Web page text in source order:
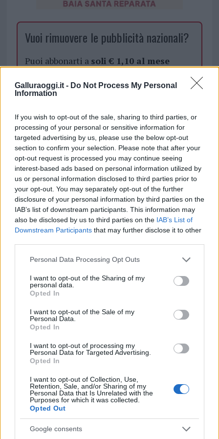
Galluraoggi.it - Do Not Process My Personal
Information
If you wish to opt-out of the sale, sharing to third parties, or
processing of your personal or sensitive information for
targeted advertising by us, please use the below opt-out
section to confirm your selection. Please note that after your
opt-out request is processed you may continue seeing
interest-based ads based on personal information utilized by
us or personal information disclosed to third parties prior to
your opt-out. You may separately opt-out of the further
disclosure of your personal information by third parties on the
IAB’s list of downstream participants. This information may
also be disclosed by us to third parties on the IAB’s List of
Downstream Participants that may further disclose it to other
Please note that this website/app uses one or more Google
not limited to your visit or usage behaviour. You may click to
grant or deny consent to Google and its third-party tags to
use your data for below specified purposes in below Google
consent section.
Personal Data Processing Opt Outs
I want to opt-out of the Sharing of my
personal data.
Opted In
I want to opt-out of the Sale of my
Personal Data.
Opted In
I want to opt-out of processing my
Personal Data for Targeted Advertising.
Opted In
I want to opt-out of Collection, Use,
Retention, Sale, and/or Sharing of my
Personal Data that Is Unrelated with the
Purposes for which it was collected.
Opted Out
Google consents
Vuoi rimuovere le pubblicità nazionali?
Puoi abbonarti a soli € 1,10 al mese
Sei già abbonato?
Puoi effettuare l'accesso andando nella
sezioneLogindal menù del sito o
cliccandoqui
TEMI: Biglietti Vasco
Biglietti Vasco 2026
Notizie Olbia
Notizie Sardegna
Olbia 2026
Olbia Arena. Estate Olbia
Pit Gold Vasco
Sold Out Olbia
Sold Out Vasco Rosi
Tour Vasco
Notizie in tempo reale?
Entra nel canale telegram di
GalluraOggi.it
i tuoi video e le tue foto
Su WhatsApp al numero +39
Ricevi le nostre ultime news